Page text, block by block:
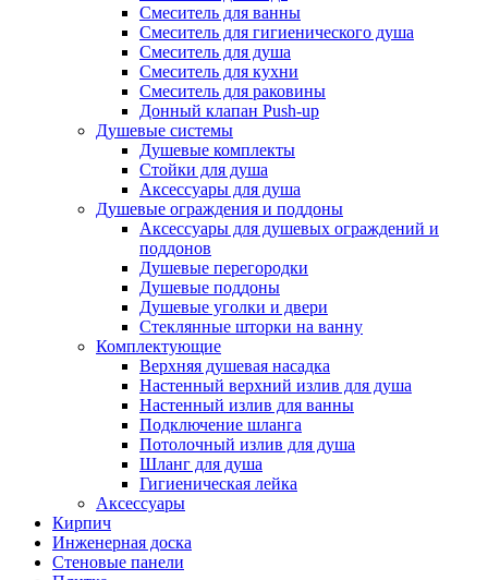
Смеситель для ванны
Смеситель для гигиенического душа
Смеситель для душа
Смеситель для кухни
Смеситель для раковины
Донный клапан Push-up
Душевые системы
Душевые комплекты
Стойки для душа
Аксессуары для душа
Душевые ограждения и поддоны
Аксессуары для душевых ограждений и
поддонов
Душевые перегородки
Душевые поддоны
Душевые уголки и двери
Стеклянные шторки на ванну
Комплектующие
Верхняя душевая насадка
Настенный верхний излив для душа
Настенный излив для ванны
Подключение шланга
Потолочный излив для душа
Шланг для душа
Гигиеническая лейка
Аксессуары
Кирпич
Инженерная доска
Стеновые панели